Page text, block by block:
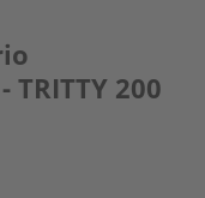
TRITTY 200